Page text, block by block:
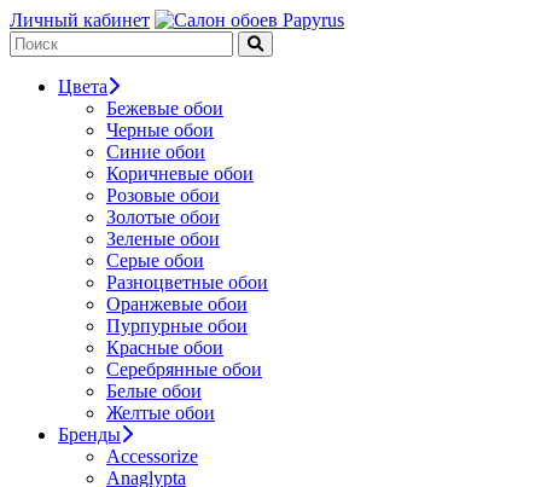
Личный кабинет
Цвета
Бежевые обои
Черные обои
Синие обои
Коричневые обои
Розовые обои
Золотые обои
Зеленые обои
Серые обои
Разноцветные обои
Оранжевые обои
Пурпурные обои
Красные обои
Серебрянные обои
Белые обои
Желтые обои
Бренды
Accessorize
Anaglypta